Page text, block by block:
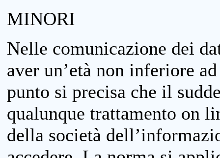
MINORI
Nelle comunicazione dei
aver un’età non inferiore
punto si precisa che il
qualunque trattamento on
della società